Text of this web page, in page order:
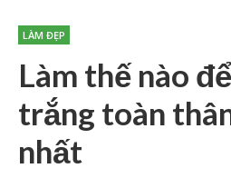
LÀM ĐẸP
Làm thế nào
trắng toàn
nhất